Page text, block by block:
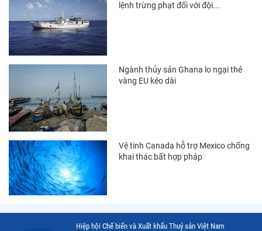
Thị trường Ecuador
Thị trường EU
Thị trường Indonesia
Thị trường Mexico
Thị trường Mỹ
Thị trường Nga
Thị trường Hàn Quốc
Thị trường Nhật Bản
Thị trường Thái Lan
lệnh trừng phạt đối với đội...
Ngành thủy sản Ghana lo ngại thẻ
vàng EU kéo dài
Vệ tinh Canada hỗ trợ Mexico chống
khai thác bất hợp pháp
Hiệp hội Chế biến và Xuất khẩu Thuỷ sản Việt Nam